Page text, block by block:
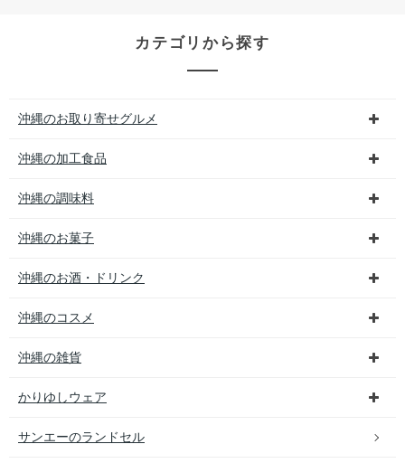
カテゴリから探す
沖縄のお取り寄せグルメ
沖縄の加工食品
沖縄の調味料
沖縄のお菓子
沖縄のお酒・ドリンク
沖縄のコスメ
沖縄の雑貨
かりゆしウェア
サンエーのランドセル